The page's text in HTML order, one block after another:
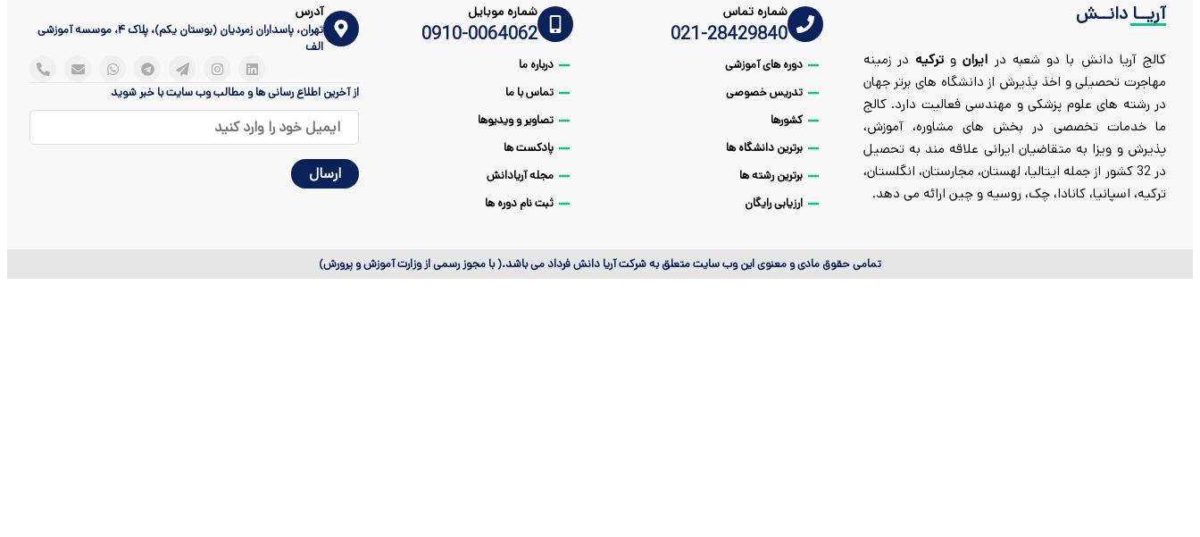
آریــا دانــش
کالج آریا دانش با دو شعبه در ایرانو ترکیه در زمینه
مهاجرت تحصیلی و اخذ پذیرش از دانشگاه های برتر جهان
در رشته های علوم پزشکی و مهندسی فعالیت دارد. کالج
ما خدمات تخصصی در بخش های مشاوره، آموزش،
پذیرش و ویزا به متقاضیان ایرانی علاقه مند به تحصیل
در 32 کشور از جمله ایتالیا، لهستان، مجارستان، انگلستان،
ترکیه، اسپانیا، کانادا، چک، روسیه و چین ارائه می دهد.
شماره تماس
021-28429840
دوره های آموزشی
تدریس خصوصی
کشورها
برترین دانشگاه ها
برترین رشته ها
ارزیابی رایگان
شماره موبایل
0910-0064062
درباره ما
تماس با ما
تصاویر و ویدیوها
پادکست ها
مجله آریادانش
ثبت نام دوره ها
آدرس
تهران، پاسداران زمردیان (بوستان یکم)، پلاک ۴، موسسه آموزشی
الف
از آخرین اطلاع رسانی ها و مطالب وب سایت با خبر شوید
تمامی حقوق مادی و معنوی این وب سایت متعلق به شرکت آریا دانش فرداد می باشد.( با مجوز رسمی از وزارت آموزش و پرورش)